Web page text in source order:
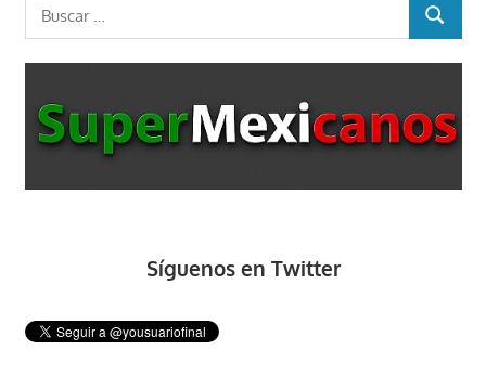
BUSCAR
Síguenos en Twitter